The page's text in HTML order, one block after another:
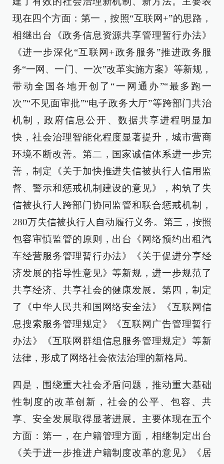
现在四个方面：第一，按照“互联网+”的思路，
相继出台《政务信息资源共享管理暂行办法》
《进一步深化“互联网+政务服务”推进政务服
务“一网、一门、一次”改革实施方案》等新规，
带动全国各地开创了“一网通办”“最多跑一
次”“不见面审批”“电子政务大厅”等跨部门共治
机制，政府信息公开、数据共享进程明显加
快，社会治理智能化程度显著提升，城市营商
环境不断改善。第二，国家诚信体系进一步完
善，制定《关于加快推进失信被执行人信用监
督、警示和惩戒机制建设的意见》，构筑了失
信被执行人跨部门协同监管和联合惩戒机制，
280万失信被执行人自动履行义务。第三，按照
包容审慎监管的原则，出台《网络预约出租汽
车经营服务管理暂行办法》《关于促进分享经
济发展的指导性意见》等新规，进一步规范了
共享经济、共享社会的健康发展。第四，制定
了《中华人民共和国网络安全法》《互联网信
息搜索服务管理规定》《互联网广告管理暂行
办法》《互联网群组信息服务管理规定》等新
法律，形成了网络社会依法治理的新格局。
四是，围绕重大社会矛盾问题，推动重大基础
性制度的改革创新，社会的公平、包容、共
享、安全发展取得显著进展。主要体现在五个
方面：第一，在户籍管理方面，相继制定出台
《关于进一步推进户籍制度改革的意见》《居